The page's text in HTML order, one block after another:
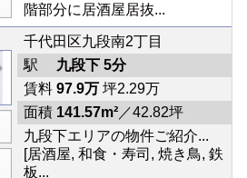
階部分に居酒屋居抜...
千代田区九段南2丁目
駅 九段下 5分
賃料 97.9万坪2.29万
面積 141.57m²／42.82坪
九段下エリアの物件ご紹介...
[居酒屋, 和食・寿司, 焼き鳥, 鉄
板...